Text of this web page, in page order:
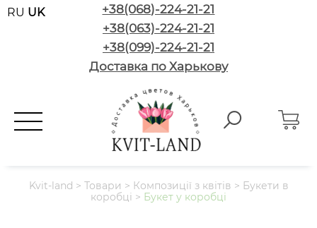
RU UK
+38(068)-224-21-21
+38(063)-224-21-21
+38(099)-224-21-21
Доставка по Харькову
Kvit-land > Товари > Композиції з квітів > Букети в
коробці > Букет у коробці